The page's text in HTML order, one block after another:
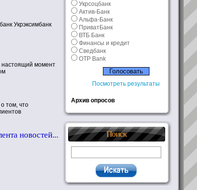
Укрэксимбанк
настоящий момент
том, что
новостей...
Укрсоцбанк
Актив-Банк
Альфа-Банк
ПриватБанк
ВТБ Банк
Финансы и кредит
Сведбанк
OTP Bank
Посмотреть результаты
Архив опросов
Поиск